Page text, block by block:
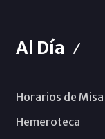
Al Día
Horarios de Misa
Hemeroteca